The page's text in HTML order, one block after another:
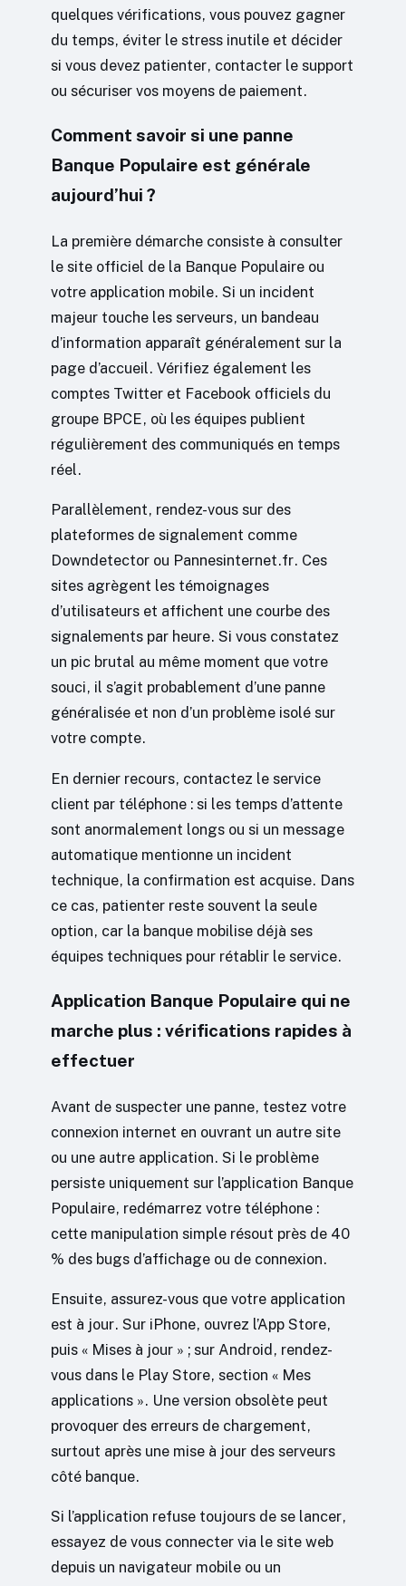
quelques vérifications, vous pouvez gagner
du temps, éviter le stress inutile et décider
si vous devez patienter, contacter le support
ou sécuriser vos moyens de paiement.
Comment savoir si une panne
Banque Populaire est générale
aujourd’hui ?
La première démarche consiste à consulter
le site officiel de la Banque Populaire ou
votre application mobile. Si un incident
majeur touche les serveurs, un bandeau
d’information apparaît généralement sur la
page d’accueil. Vérifiez également les
comptes Twitter et Facebook officiels du
groupe BPCE, où les équipes publient
régulièrement des communiqués en temps
réel.
Parallèlement, rendez-vous sur des
plateformes de signalement comme
Downdetector ou Pannesinternet.fr. Ces
sites agrègent les témoignages
d’utilisateurs et affichent une courbe des
signalements par heure. Si vous constatez
un pic brutal au même moment que votre
souci, il s’agit probablement d’une panne
généralisée et non d’un problème isolé sur
votre compte.
En dernier recours, contactez le service
client par téléphone : si les temps d’attente
sont anormalement longs ou si un message
automatique mentionne un incident
technique, la confirmation est acquise. Dans
ce cas, patienter reste souvent la seule
option, car la banque mobilise déjà ses
équipes techniques pour rétablir le service.
Application Banque Populaire qui ne
marche plus : vérifications rapides à
effectuer
Avant de suspecter une panne, testez votre
connexion internet en ouvrant un autre site
ou une autre application. Si le problème
persiste uniquement sur l’application Banque
Populaire, redémarrez votre téléphone :
cette manipulation simple résout près de 40
% des bugs d’affichage ou de connexion.
Ensuite, assurez-vous que votre application
est à jour. Sur iPhone, ouvrez l’App Store,
puis « Mises à jour » ; sur Android, rendez-
vous dans le Play Store, section « Mes
applications ». Une version obsolète peut
provoquer des erreurs de chargement,
surtout après une mise à jour des serveurs
côté banque.
Si l’application refuse toujours de se lancer,
essayez de vous connecter via le site web
depuis un navigateur mobile ou un